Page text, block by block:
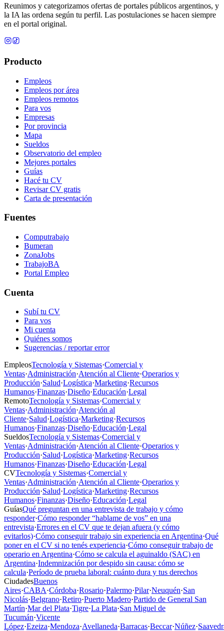
Reunimos y categorizamos ofertas de portales públicos argentinos, y
la IA las ordena según tu perfil. Las postulaciones se hacen siempre
en el portal original.
Producto
Empleos
Empleos por área
Empleos remotos
Para vos
Empresas
Por provincia
Mapa
Sueldos
Observatorio del empleo
Mejores portales
Guías
Hacé tu CV
Revisar CV gratis
Carta de presentación
Fuentes
Computrabajo
Bumeran
ZonaJobs
TrabajoBA
Portal Empleo
Cuenta
Subí tu CV
Para vos
Mi cuenta
Quiénes somos
Sugerencias / reportar error
EmpleosTecnología y Sistemas·Comercial y
Ventas·Administración·Atención al Cliente·Operarios y
Producción·Salud·Logística·Marketing·Recursos
Humanos·Finanzas·Diseño·Educación·Legal
RemotoTecnología y Sistemas·Comercial y
Ventas·Administración·Atención al
Cliente·Salud·Logística·Marketing·Recursos
Humanos·Finanzas·Diseño·Educación·Legal
SueldosTecnología y Sistemas·Comercial y
Ventas·Administración·Atención al Cliente·Operarios y
Producción·Salud·Logística·Marketing·Recursos
Humanos·Finanzas·Diseño·Educación·Legal
CVTecnología y Sistemas·Comercial y
Ventas·Administración·Atención al Cliente·Operarios y
Producción·Salud·Logística·Marketing·Recursos
Humanos·Finanzas·Diseño·Educación·Legal
GuíasQué preguntan en una entrevista de trabajo y cómo
responder·Cómo responder “hablame de vos” en una
entrevista·Errores en el CV que te dejan afuera (y cómo
evitarlos)·Cómo conseguir trabajo sin experiencia en Argentina·Qué
poner en el CV si no tenés experiencia·Cómo conseguir trabajo de
operario en Argentina·Cómo se calcula el aguinaldo (SAC) en
Argentina·Indemnización por despido sin causa: cómo se
calcula·Período de prueba laboral: cuánto dura y tus derechos
CiudadesBuenos
Aires·CABA·Córdoba·Rosario·Palermo·Pilar·Neuquén·San
Nicolás·Belgrano·Retiro·Puerto Madero·Partido de General San
Martín·Mar del Plata·Tigre·La Plata·San Miguel de
Tucumán·Vicente
López·Ezeiza·Mendoza·Avellaneda·Barracas·Beccar·Núñez·